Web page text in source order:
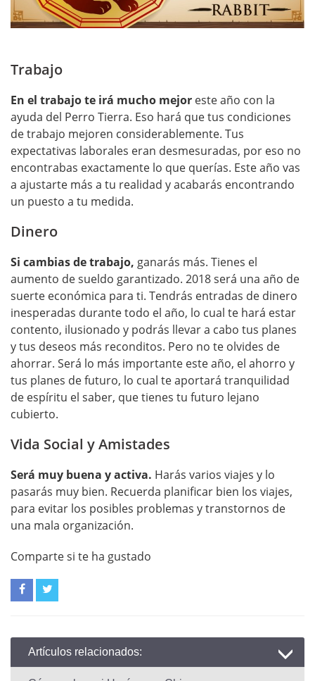
Trabajo
En el trabajo te irá mucho mejor este año con la
ayuda del Perro Tierra. Eso hará que tus condiciones
de trabajo mejoren considerablemente. Tus
expectativas laborales eran desmesuradas, por eso no
encontrabas exactamente lo que querías. Este año vas
a ajustarte más a tu realidad y acabarás encontrando
un puesto a tu medida.
Dinero
Si cambias de trabajo, ganarás más. Tienes el
aumento de sueldo garantizado. 2018 será una año de
suerte económica para ti. Tendrás entradas de dinero
inesperadas durante todo el año, lo cual te hará estar
contento, ilusionado y podrás llevar a cabo tus planes
y tus deseos más reconditos. Pero no te olvides de
ahorrar. Será lo más importante este año, el ahorro y
tus planes de futuro, lo cual te aportará tranquilidad
de espíritu el saber, que tienes tu futuro lejano
cubierto.
Vida Social y Amistades
Será muy buena y activa. Harás varios viajes y lo
pasarás muy bien. Recuerda planificar bien los viajes,
para evitar los posibles problemas y transtornos de
una mala organización.
Comparte si te ha gustado
Artículos relacionados: